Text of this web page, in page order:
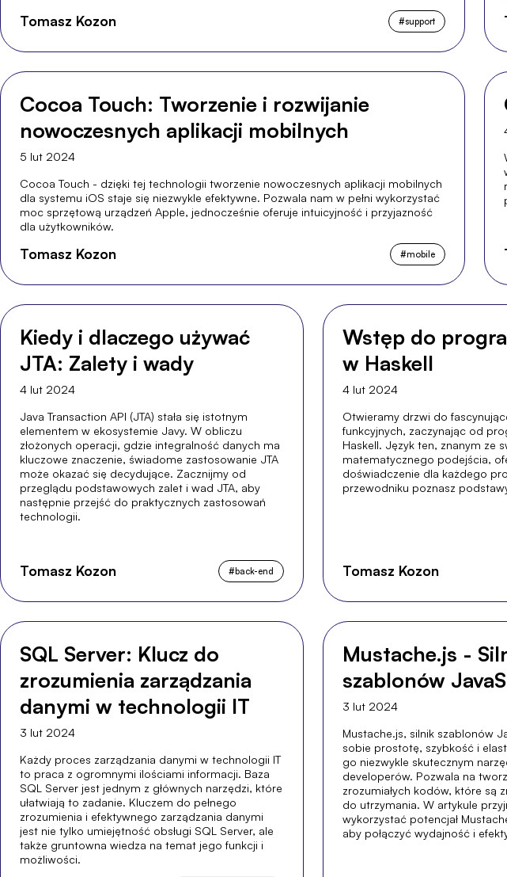
Tomasz Kozon #support
Cocoa Touch: Tworzenie i rozwijanie
nowoczesnych aplikacji mobilnych
5 lut 2024
Cocoa Touch - dzięki tej technologii tworzenie nowoczesnych aplikacji mobilnych
dla systemu iOS staje się niezwykle efektywne. Pozwala nam w pełni wykorzystać
moc sprzętową urządzeń Apple, jednocześnie oferuje intuicyjność i przyjazność
dla użytkowników.
Tomasz Kozon #mobile
Kiedy i dlaczego używać
JTA: Zalety i wady
4 lut 2024
Java Transaction API (JTA) stała się istotnym
elementem w ekosystemie Javy. W obliczu
złożonych operacji, gdzie integralność danych ma
kluczowe znaczenie, świadome zastosowanie JTA
może okazać się decydujące. Zacznijmy od
przeglądu podstawowych zalet i wad JTA, aby
następnie przejść do praktycznych zastosowań
technologii.
Tomasz Kozon #back-end
Wstęp do
w Haskell
4 lut 2024
Otwieramy drzwi do
funkcyjnych, zaczynając od
Haskell. Język ten, znanym ze
matematycznego podejścia,
doświadczenie dla każdego
przewodniku poznasz
Tomasz Kozon
SQL Server: Klucz do
zrozumienia zarządzania
danymi w technologii IT
3 lut 2024
Każdy proces zarządzania danymi w technologii IT
to praca z ogromnymi ilościami informacji. Baza
SQL Server jest jednym z głównych narzędzi, które
ułatwiają to zadanie. Kluczem do pełnego
zrozumienia i efektywnego zarządzania danymi
jest nie tylko umiejętność obsługi SQL Server, ale
także gruntowna wiedza na temat jego funkcji i
możliwości.
Mustache.js -
szablonów
3 lut 2024
Mustache.js, silnik szablonów
sobie prostotę, szybkość i
go niezwykle skutecznym
developerów. Pozwala na
zrozumiałych kodów, które są
do utrzymania. W artykule
wykorzystać potencjał
aby połączyć wydajność i